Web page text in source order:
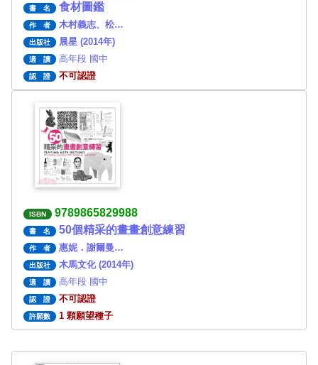
書 名 食材圖鑑
作 者 木村義志、松…
出版社 晨星 (2014年)
適 讀 高年段 國中
認 證 不可認證
ISBN 9789865829988
書 名 50個精采的畫畫創意練習
作 者 惠妮．謝爾曼…
出版社 木馬文化 (2014年)
適 讀 高年段 國中
認 證 不可認證
許願數 1 顆願望種子